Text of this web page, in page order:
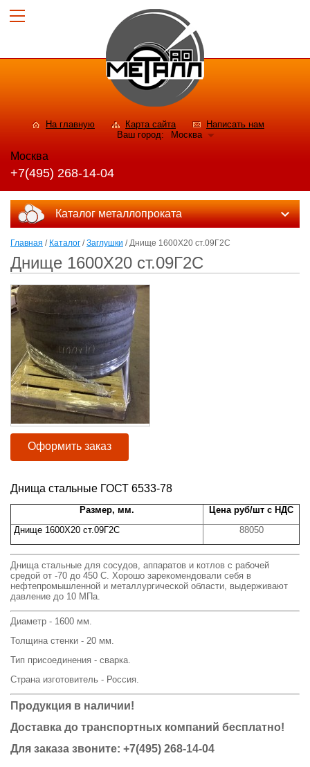
На главную Карта сайта
Написать нам
Ваш город:
Москва
Москва
+7(495) 268-14-04
Каталог металлопроката
Главная / Каталог /Заглушки / Днище 1600Х20 ст.09Г2С
Днище 1600Х20 ст.09Г2С
Оформить заказ
Днища стальные ГОСТ 6533-78
Размер, мм.
Цена руб/шт с НДС
Днище 1600Х20 ст.09Г2С
88050
Днища стальные для сосудов, аппаратов и котлов с рабочей
средой от -70 до 450 С. Хорошо зарекомендовали себя в
нефтепромышленной и металлургической области, выдерживают
давление до 10 МПа.
Диаметр - 1600 мм.
Толщина стенки - 20 мм.
Тип присоединения - сварка.
Страна изготовитель - Россия.
Продукция в наличии!
Доставка до транспортных компаний бесплатно!
Для заказа звоните: +7(495) 268-14-04